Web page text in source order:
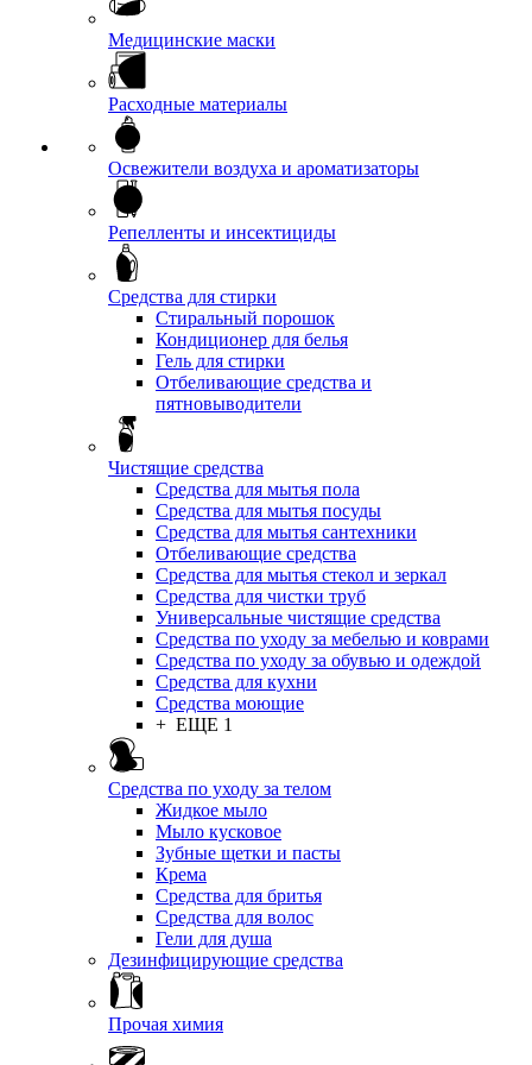
Медицинские маски
Расходные материалы
Освежители воздуха и ароматизаторы
Репелленты и инсектициды
Средства для стирки
Стиральный порошок
Кондиционер для белья
Гель для стирки
Отбеливающие средства и
пятновыводители
Чистящие средства
Средства для мытья пола
Средства для мытья посуды
Средства для мытья сантехники
Отбеливающие средства
Средства для мытья стекол и зеркал
Средства для чистки труб
Универсальные чистящие средства
Средства по уходу за мебелью и коврами
Средства по уходу за обувью и одеждой
Средства для кухни
Средства моющие
+ ЕЩЕ 1
Средства по уходу за телом
Жидкое мыло
Мыло кусковое
Зубные щетки и пасты
Крема
Средства для бритья
Средства для волос
Гели для душа
Дезинфицирующие средства
Прочая химия